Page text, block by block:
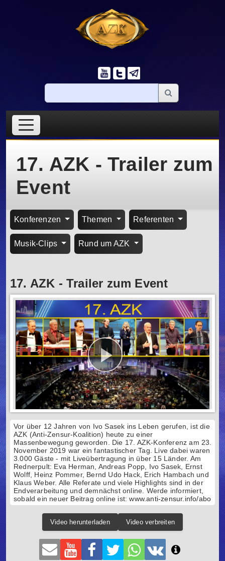
17. AZK - Trailer zum
Event
Konferenzen Themen Referenten
Musik-Clips Rund um AZK
17. AZK - Trailer zum Event
Vor über 12 Jahren von Ivo Sasek ins Leben gerufen, ist die
AZK (Anti-Zensur-Koalition) heute zu einer
Massenbewegung geworden. Die 17. AZK-Konferenz am 23.
November 2019 war ein fantastischer Tag. Live dabei waren
3.000 Gäste - mit Liveübertragung in über 15 Länder. Am
Rednerpult: Eva Herman, Andreas Popp, Ivo Sasek, Ernst
Wolff, Heinz Pommer, Bernd Udo Hack, Erich Hambach und
Klaus Weber. Alle Referate und viele Highlights sind in der
Endverarbeitung und demnächst online. Werde informiert,
sobald ein neuer Beitrag online ist:www.anti-zensur.info/abo
Video herunterladen Video verbreiten